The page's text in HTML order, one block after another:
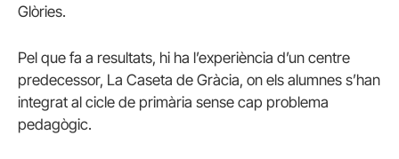
Glòries.
Pel que fa a resultats, hi ha l’experiència d’un centre
predecessor, La Caseta de Gràcia, on els alumnes s’han
integrat al cicle de primària sense cap problema
pedagògic.